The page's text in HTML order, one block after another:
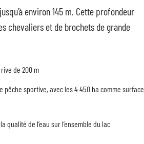
environ 145 m. Cette profondeur
chevaliers et de brochets de grande
de 200 m
sportive, avec les 4 450 ha comme surface
de l’eau sur l’ensemble du lac